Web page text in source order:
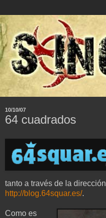
10/10/07
64 cuadrados
tanto a través de la dirección
http://blog.64squar.es/.
Como es